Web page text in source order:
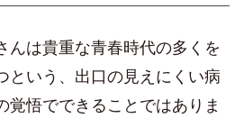
んは貴重な青春時代の多くを
という、出口の見えにくい病
悟でできることではありま